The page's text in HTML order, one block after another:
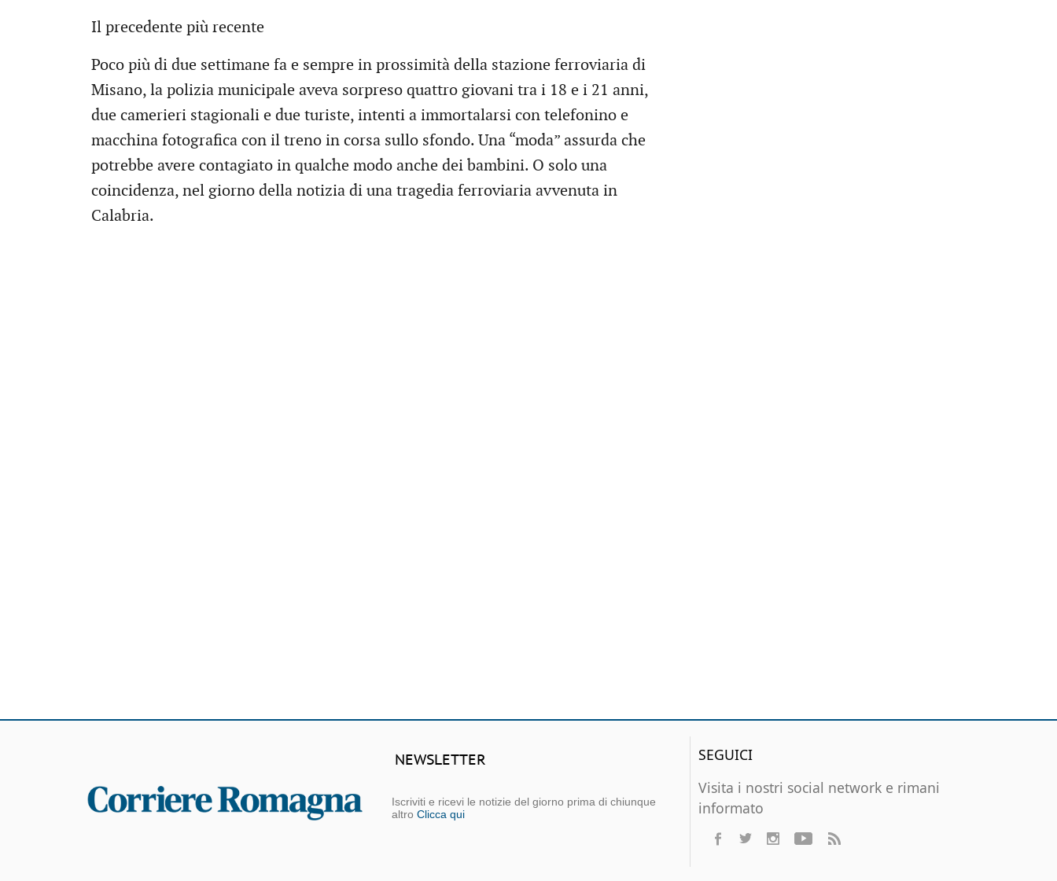
Il precedente più recente
Poco più di due settimane fa e sempre in prossimità della stazione ferroviaria di
Misano, la polizia municipale aveva sorpreso quattro giovani tra i 18 e i 21 anni,
due camerieri stagionali e due turiste, intenti a immortalarsi con telefonino e
macchina fotografica con il treno in corsa sullo sfondo. Una “moda” assurda che
potrebbe avere contagiato in qualche modo anche dei bambini. O solo una
coincidenza, nel giorno della notizia di una tragedia ferroviaria avvenuta in
Calabria.
NEWSLETTER
Iscriviti e ricevi le notizie del giorno prima di chiunque
altro Clicca qui
SEGUICI
Visita i nostri social network e rimani
informato